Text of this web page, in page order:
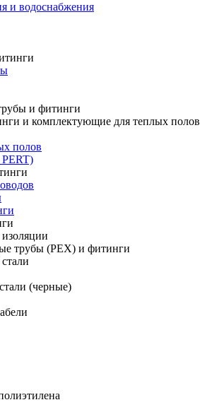
и водоснабжения
и фитинги
и комплектующие для теплых полов
полов
трубы (РЕХ) и фитинги
(черные)